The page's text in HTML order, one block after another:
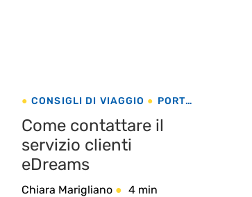
CONSIGLI DI VIAGGIO
PORTO
Come contattare il
servizio clienti
eDreams
Chiara Marigliano 4 min